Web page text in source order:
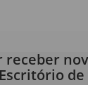
receber
de